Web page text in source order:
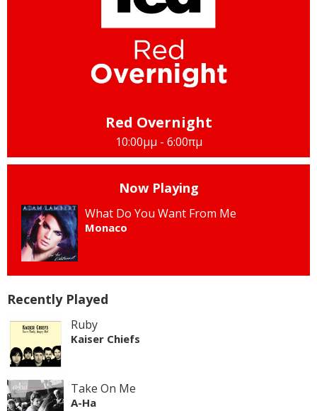
Red Overnight
10:00μμ - 6:00πμ
Now Playing
What Do You Want From Me
Monaco
Recently Played
Ruby
Kaiser Chiefs
Take On Me
A-Ha